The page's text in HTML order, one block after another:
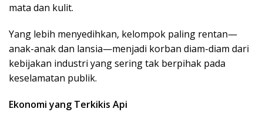
mata dan kulit.
Yang lebih menyedihkan, kelompok paling rentan—
anak-anak dan lansia—menjadi korban diam-diam dari
kebijakan industri yang sering tak berpihak pada
keselamatan publik.
Ekonomi yang Terkikis Api